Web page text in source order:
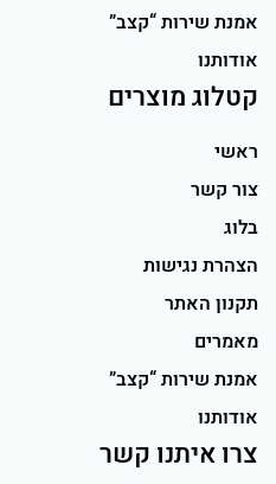
אמנת שירות “קצב”
אודותנו
קטלוג מוצרים
ראשי
צור קשר
בלוג
הצהרת נגישות
תקנון האתר
מאמרים
אמנת שירות “קצב”
אודותנו
צרו איתנו קשר